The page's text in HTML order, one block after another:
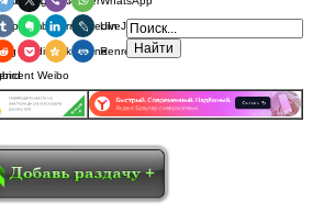
Одноклассники
Telegram
X ViberWhatsApp
SkypeTumblrEvernoteLinkedInLiveJournal
Digg redditPocketQzoneRenren
Tencent Weibo